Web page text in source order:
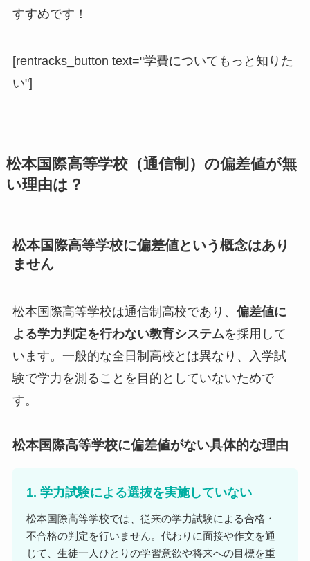
すすめです！
[rentracks_button text="学費についてもっと知りた
い"]
松本国際高等学校（通信制）の偏差値が無
い理由は？
松本国際高等学校に偏差値という概念はあり
ません
松本国際高等学校は通信制高校であり、 偏差値に
よる学力判定を行わない教育システムを採用して
います。一般的な全日制高校とは異なり、入学試
験で学力を測ることを目的としていないためで
す。
松本国際高等学校に偏差値がない具体的な理由
1. 学力試験による選抜を実施していない
松本国際高等学校では、従来の学力試験による合格・
不合格の判定を行いません。代わりに面接や作文を通
じて、生徒一人ひとりの学習意欲や将来への目標を重